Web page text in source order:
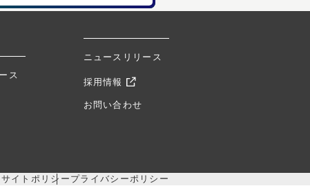
ス
ニュースリリース
採用情報
お問い合わせ
サイトポリシー プライバシーポリシー